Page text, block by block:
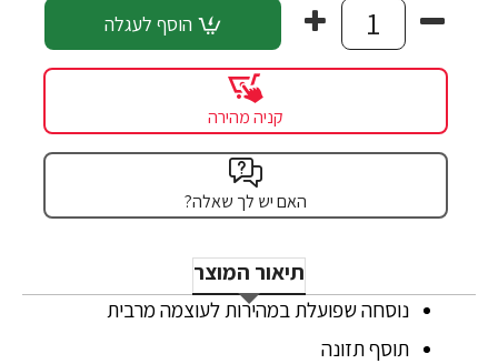
הוסף לעגלה
קניה מהירה
האם יש לך שאלה?
תיאור המוצר
נוסחה שפועלת במהירות לעוצמה מרבית
תוסף תזונה